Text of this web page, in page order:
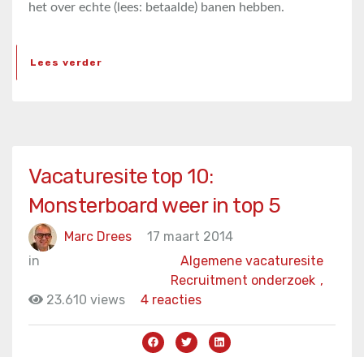
het over echte (lees: betaalde) banen hebben.
Lees verder
Vacaturesite top 10:
Monsterboard weer in top 5
Marc Drees
17 maart 2014
in
Algemene vacaturesite
Recruitment onderzoek ,
23.610 views
4 reacties